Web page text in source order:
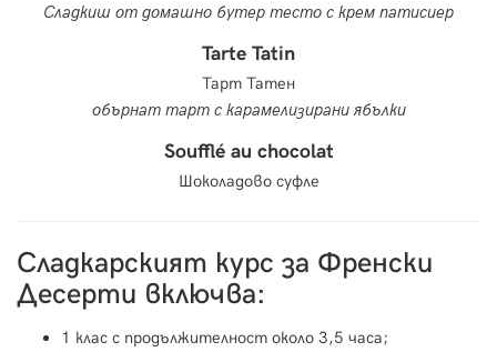
Сладкиш от домашно бутер тесто с крем патисиер
Tarte Tatin
Тарт Татен
обърнат тарт с карамелизирани ябълки
Soufflé au chocolat
Шоколадово суфле
Сладкарският курс за Френски
Десерти включва:
1 клас с продължителност около 3,5 часа;